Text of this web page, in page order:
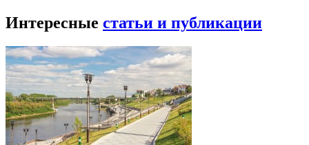
Интересные статьи и публикации